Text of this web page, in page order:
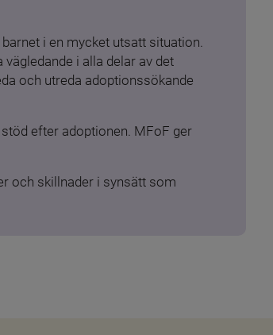
i en mycket utsatt situation.
i alla delar av det
och utreda adoptionssökande
efter adoptionen. MFoF ger
och skillnader i synsätt som